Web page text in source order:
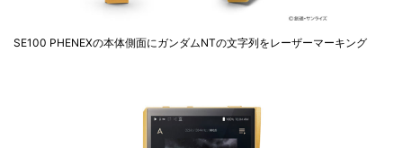
SE100 PHENEXの本体側面にガンダムNTの文字列をレーザーマーキング